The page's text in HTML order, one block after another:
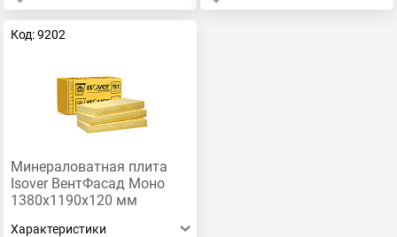
Код: 9202
Минераловатная плита
Isover ВентФасад Моно
1380х1190х120 мм
Характеристики